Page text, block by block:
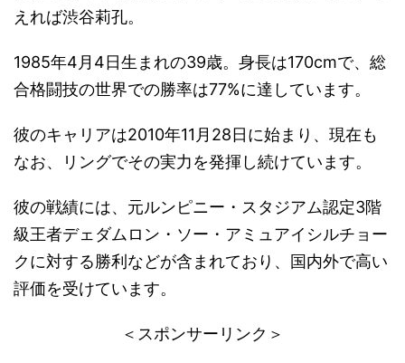
えれば渋谷莉孔。
1985年4月4日生まれの39歳。身長は170cmで、総
合格闘技の世界での勝率は77%に達しています。
彼のキャリアは2010年11月28日に始まり、現在も
なお、リングでその実力を発揮し続けています。
彼の戦績には、元ルンピニー・スタジアム認定3階
級王者デェダムロン・ソー・アミュアイシルチョー
クに対する勝利などが含まれており、国内外で高い
評価を受けています。
＜スポンサーリンク＞